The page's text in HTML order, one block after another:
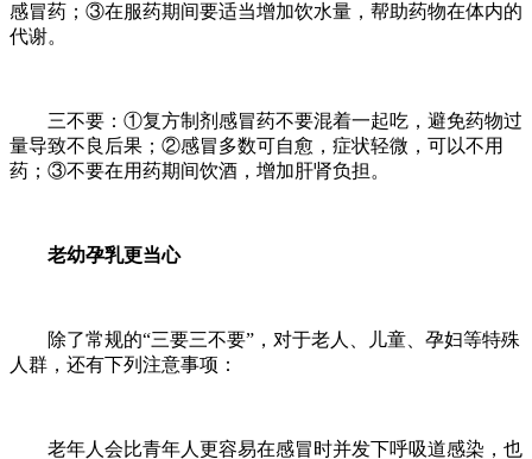
感冒药；③在服药期间要适当增加饮水量，帮助药物在体内的
代谢。
三不要：①复方制剂感冒药不要混着一起吃，避免药物过
量导致不良后果；②感冒多数可自愈，症状轻微，可以不用
药；③不要在用药期间饮酒，增加肝肾负担。
老幼孕乳更当心
除了常规的“三要三不要”，对于老人、儿童、孕妇等特殊
人群，还有下列注意事项：
老年人会比青年人更容易在感冒时并发下呼吸道感染，也